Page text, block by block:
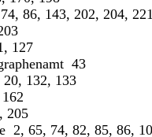
86, 143, 202, 204,
127
43
132, 133
205
2, 65, 74, 82, 85, 86,